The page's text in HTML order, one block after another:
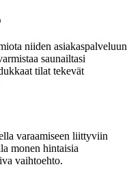
niiden asiakaspalveluun
saunailtasi
tilat tekevät
varaamiseen liittyviin
monen hintaisia
vaihtoehto.